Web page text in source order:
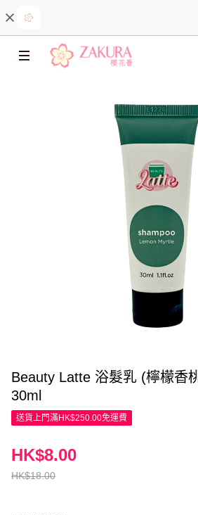
Beauty Latte 浴髮乳 (檸檬香
30ml
送貨上門滿HK$250.00免運費
HK$18.00
HK$8.00